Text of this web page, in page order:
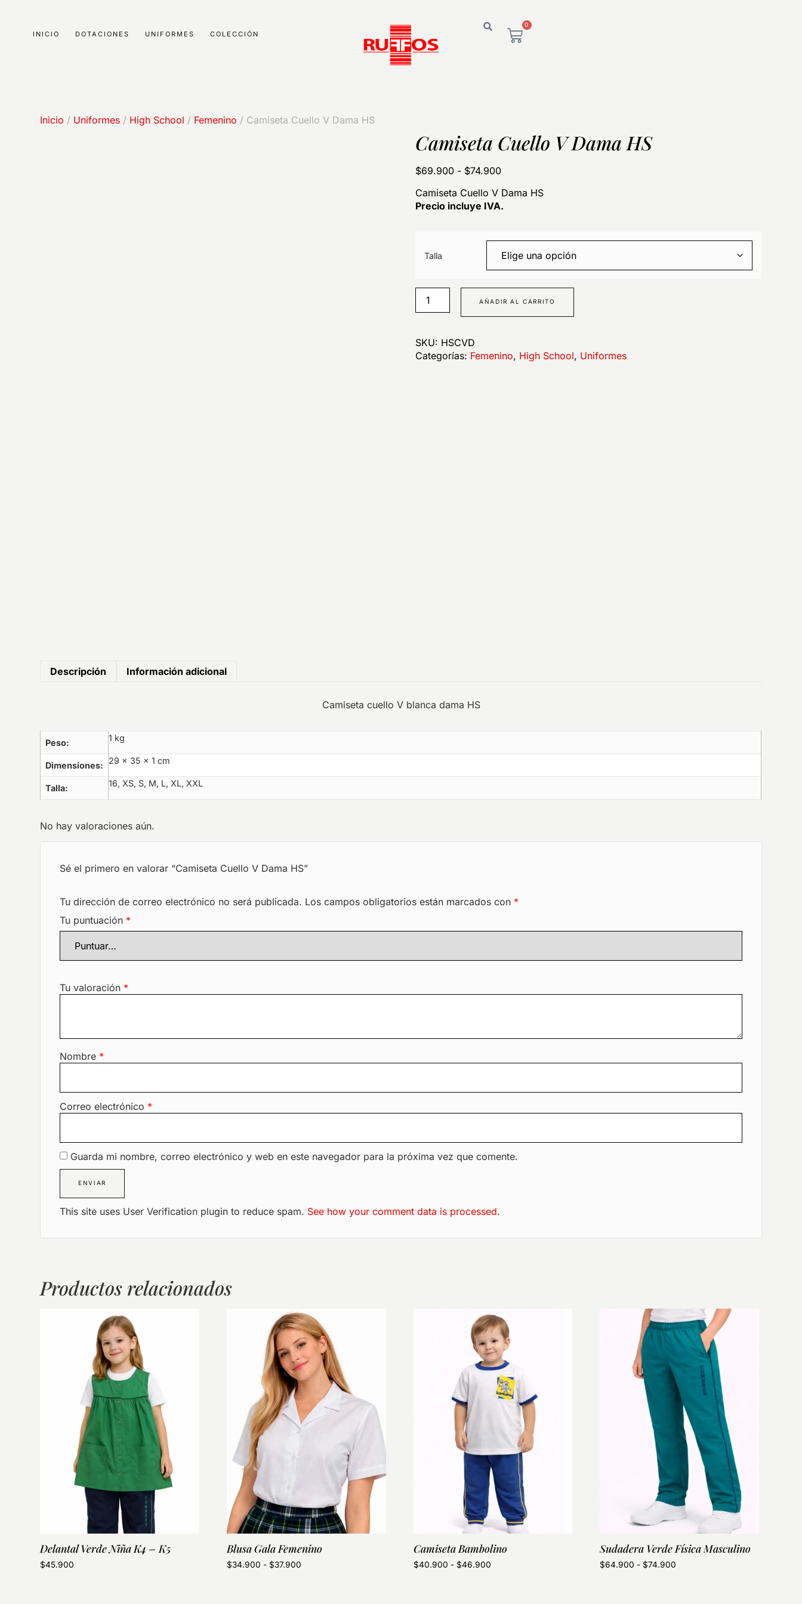
INICIO DOTACIONES UNIFORMES COLECCIÓN
0
Inicio / Uniformes / High School / Femenino / Camiseta Cuello V Dama HS
Camiseta Cuello V Dama HS
$69.900 - $74.900
Camiseta Cuello V Dama HS
Precio incluye IVA.
Talla
AÑADIR AL CARRITO
SKU: HSCVD
Categorías: Femenino, High School, Uniformes
Descripción Información adicional
Camiseta cuello V blanca dama HS
Peso 1 kg
Dimensiones 29 × 35 × 1 cm
Talla 16, XS, S, M, L, XL, XXL
No hay valoraciones aún.
Sé el primero en valorar “Camiseta Cuello V Dama HS”
Tu dirección de correo electrónico no será publicada. Los campos obligatorios están marcados con *
Tu puntuación *
Tu valoración *
Nombre *
Correo electrónico *
Guarda mi nombre, correo electrónico y web en este navegador para la próxima vez que comente.
This site uses User Verification plugin to reduce spam. See how your comment data is processed.
Productos relacionados
Delantal Verde Niña K4 – K5
$45.900
Blusa Gala Femenino
$34.900 - $37.900
Camiseta Bambolino
$40.900 - $46.900
Sudadera Verde Física Masculino
$64.900 - $74.900